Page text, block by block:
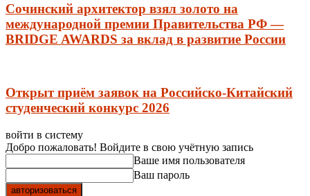
Сочинский архитектор взял золото на
международной премии Правительства РФ —
BRIDGE AWARDS за вклад в развитие России
Открыт приём заявок на Российско-Китайский
студенческий конкурс 2026
войти в систему
Добро пожаловать! Войдите в свою учётную запись
Ваше имя пользователя
Ваш пароль